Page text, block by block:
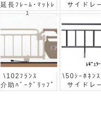
延長ﾌﾚｰﾑ･ﾏｯﾄﾚ
ｽ
サイドレ
\102ﾌﾗﾝｽ
介助ﾊﾞｰｸﾞﾘｯﾌﾟ
\50ｼｰﾎ
サイドレ